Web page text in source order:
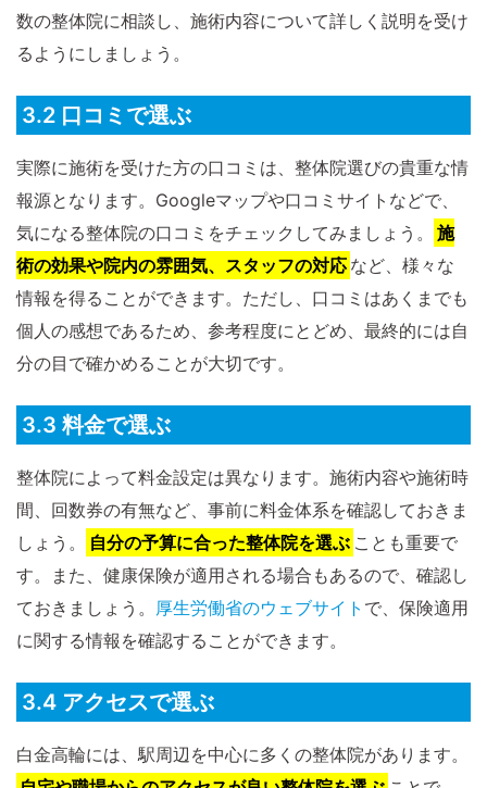
数の整体院に相談し、施術内容について詳しく説明を受け
るようにしましょう。
3.2 口コミで選ぶ
実際に施術を受けた方の口コミは、整体院選びの貴重な情
報源となります。Googleマップや口コミサイトなどで、
気になる整体院の口コミをチェックしてみましょう。
施
術の効果や院内の雰囲気、スタッフの対応 など、様々な
情報を得ることができます。ただし、口コミはあくまでも
個人の感想であるため、参考程度にとどめ、最終的には自
分の目で確かめることが大切です。
3.3 料金で選ぶ
整体院によって料金設定は異なります。施術内容や施術時
間、回数券の有無など、事前に料金体系を確認しておきま
しょう。
自分の予算に合った整体院を選ぶ ことも重要で
す。また、健康保険が適用される場合もあるので、確認し
ておきましょう。 厚生労働省のウェブサイト で、保険適用
に関する情報を確認することができます。
3.4 アクセスで選ぶ
白金高輪には、駅周辺を中心に多くの整体院があります。